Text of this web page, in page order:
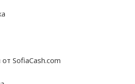
SofiaCash.com